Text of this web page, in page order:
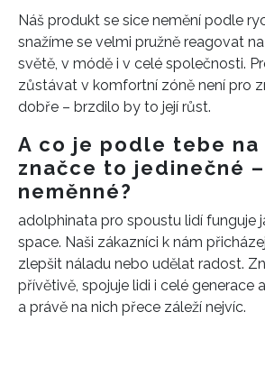
Náš produkt se sice nemění podle
snažíme se velmi pružně reagovat
světě, v módě i v celé společnosti.
zůstávat v komfortní zóně není pro
dobře – brzdilo by to její růst.
A co je podle tebe na
značce to jedinečné –
neměnné?
adolphinata pro spoustu lidí funguje
space. Naši zákazníci k nám
zlepšit náladu nebo udělat radost.
přívětivě, spojuje lidi i celé generace
a právě na nich přece záleží nejvíc.